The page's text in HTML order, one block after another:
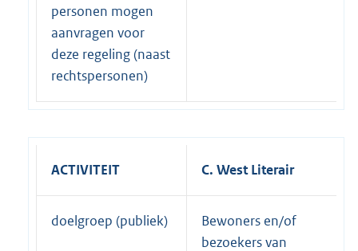
personen mogen
aanvragen voor
deze regeling (naast
rechtspersonen)
ACTIVITEIT C. West Literair
doelgroep (publiek)
Bewoners en/of
bezoekers van